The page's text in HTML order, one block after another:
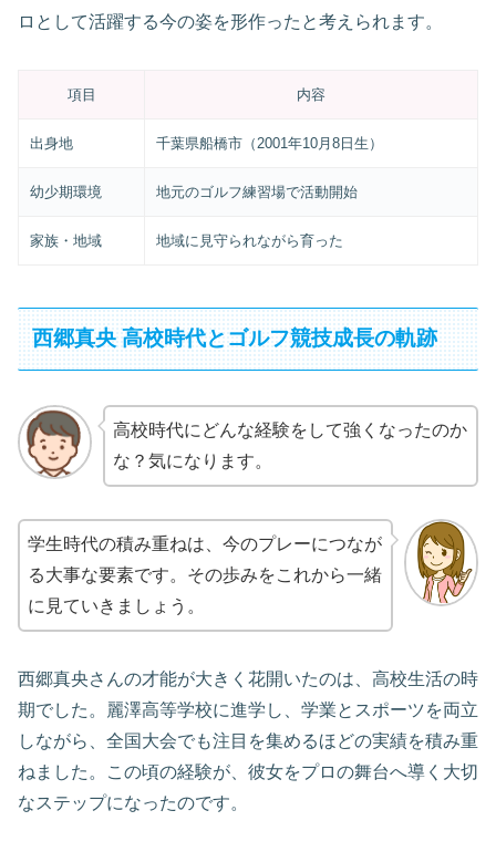
ロとして活躍する今の姿を形作ったと考えられます。
項目 内容
出身地 千葉県船橋市（2001年10月8日生）
幼少期環境 地元のゴルフ練習場で活動開始
家族・地域 地域に見守られながら育った
西郷真央 高校時代とゴルフ競技成長の軌跡
高校時代にどんな経験をして強くなったのか
な？気になります。
学生時代の積み重ねは、今のプレーにつなが
る大事な要素です。その歩みをこれから一緒
に見ていきましょう。
西郷真央さんの才能が大きく花開いたのは、高校生活の時
期でした。麗澤高等学校に進学し、学業とスポーツを両立
しながら、全国大会でも注目を集めるほどの実績を積み重
ねました。この頃の経験が、彼女をプロの舞台へ導く大切
なステップになったのです。